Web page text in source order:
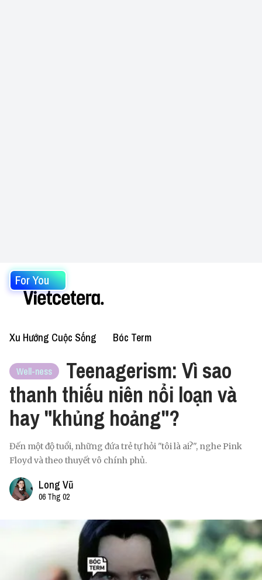
For You
Xu Hướng Cuộc Sống Bóc Term
Well-ness
Teenagerism: Vì sao
thanh thiếu niên nổi loạn và
hay "khủng hoảng"?
Đến một độ tuổi, những đứa trẻ tự hỏi "tôi là ai?", nghe Pink
Floyd và theo thuyết vô chính phủ.
Long Vũ
06 Thg 02